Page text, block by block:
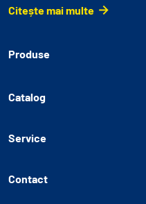
Citește mai multe
Produse
Catalog
Service
Contact